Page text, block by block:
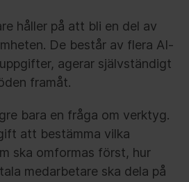
håller på att bli en del av
De består av flera AI-
agerar självständigt
framåt.
bara en fråga om verktyg.
att bestämma vilka
ska omformas först, hur
medarbetare ska dela på